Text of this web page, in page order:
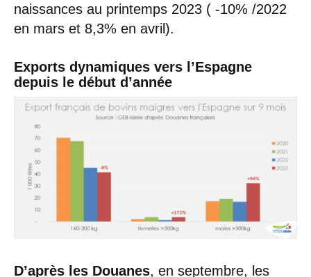
naissances au printemps 2023 ( -10% /2022
en mars et 8,3% en avril).
Exports dynamiques vers l’Espagne
depuis le début d’année
D’après les Douanes, en septembre, les